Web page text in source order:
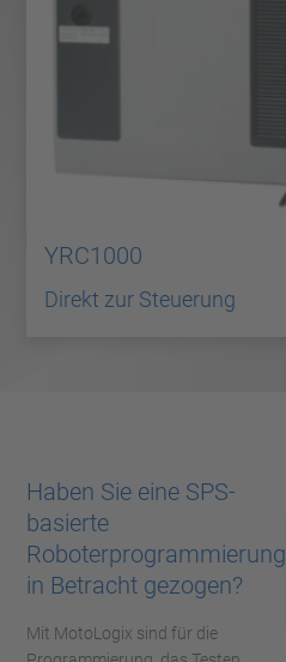
YRC1000
Direkt zur Steuerung
Haben Sie eine SPS-
basierte
Roboterprogrammierung
in Betracht gezogen?
Mit MotoLogix sind für die